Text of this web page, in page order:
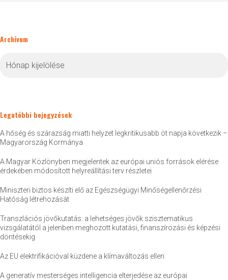
Archívum
Legutóbbi bejegyzések
A hőség és szárazság miatti helyzet legkritikusabb öt napja következik –
Magyarország Kormánya
A Magyar Közlönyben megjelentek az európai uniós források elérése
érdekében módosított helyreállítási terv részletei
Miniszteri biztos készíti elő az Egészségügyi Minőségellenőrzési
Hatóság létrehozását
Transzlációs jövőkutatás: a lehetséges jövők szisztematikus
vizsgálatától a jelenben meghozott kutatási, finanszírozási és képzési
döntésekig
Az EU elektrifikációval küzdene a klímaváltozás ellen
A generatív mesterséges intelligencia elterjedése az európai